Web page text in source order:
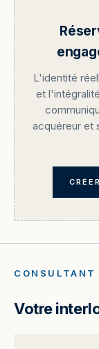
L'identité
et
acquéreur et
CONSULTANT
Votre